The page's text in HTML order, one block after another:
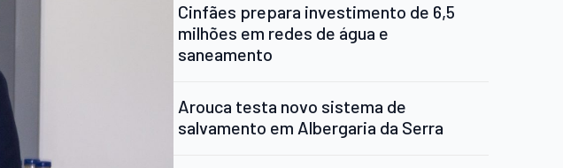
Cinfães prepara investimento de 6,5
milhões em redes de água e
saneamento
Arouca testa novo sistema de
salvamento em Albergaria da Serra